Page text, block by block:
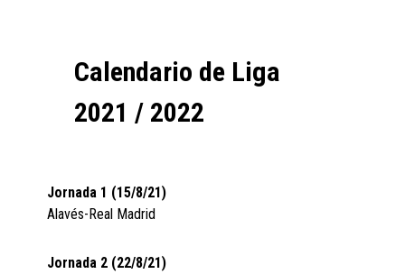
Calendario de Liga
2021 / 2022
Jornada 1 (15/8/21)
Alavés-Real Madrid
Jornada 2 (22/8/21)